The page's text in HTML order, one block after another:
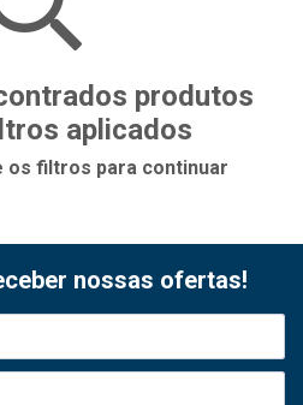
produtos
aplicados
os filtros para continuar
nossas ofertas!